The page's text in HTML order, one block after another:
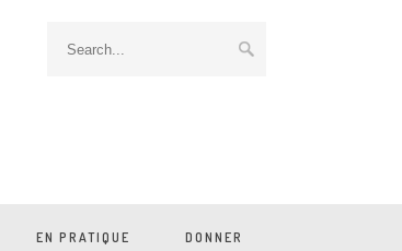
EN PRATIQUE DONNER